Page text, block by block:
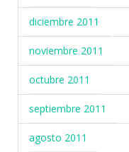
diciembre 2011
noviembre 2011
octubre 2011
septiembre 2011
agosto 2011